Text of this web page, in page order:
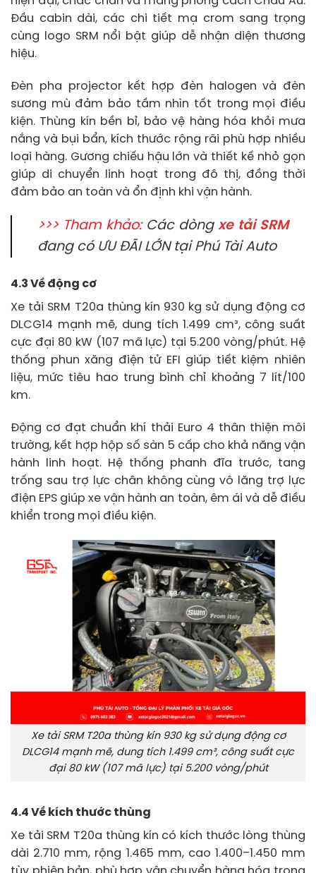
Đầu cabin dài, các chi tiết mạ crom sang trọng
cùng logo SRM nổi bật giúp dễ nhận diện thương
hiệu.
Đèn pha projector kết hợp đèn halogen và đèn
sương mù đảm bảo tầm nhìn tốt trong mọi điều
kiện. Thùng kín bền bỉ, bảo vệ hàng hóa khỏi mưa
nắng và bụi bẩn, kích thước rộng rãi phù hợp nhiều
loại hàng. Gương chiếu hậu lớn và thiết kế nhỏ gọn
giúp di chuyển linh hoạt trong đô thị, đồng thời
đảm bảo an toàn và ổn định khi vận hành.
>>> Tham khảo:Các dòng xe tải SRM
đang có ƯU ĐÃI LỚN tại Phú Tài Auto
4.3 Về động cơ
Xe tải SRM T20a thùng kín 930 kg sử dụng động cơ
DLCG14 mạnh mẽ, dung tích 1.499 cm³, công suất
cực đại 80 kW (107 mã lực) tại 5.200 vòng/phút. Hệ
thống phun xăng điện tử EFI giúp tiết kiệm nhiên
liệu, mức tiêu hao trung bình chỉ khoảng 7 lít/100
km.
Động cơ đạt chuẩn khí thải Euro 4 thân thiện môi
trường, kết hợp hộp số sàn 5 cấp cho khả năng vận
hành linh hoạt. Hệ thống phanh đĩa trước, tang
trống sau trợ lực chân không cùng vô lăng trợ lực
điện EPS giúp xe vận hành an toàn, êm ái và dễ điều
khiển trong mọi điều kiện.
Xe tải SRM T20a thùng kín 930 kg sử dụng động cơ
DLCG14 mạnh mẽ, dung tích 1.499 cm³, công suất cực
đại 80 kW (107 mã lực) tại 5.200 vòng/phút
4.4 Về kích thước thùng
Xe tải SRM T20a thùng kín có kích thước lòng thùng
dài 2.710 mm, rộng 1.465 mm, cao 1.400–1.450 mm